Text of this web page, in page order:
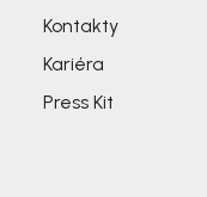
Kontakty
Kariéra
Press Kit